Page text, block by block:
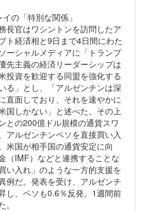
の「特別な関係」
長官はワシントンを訪問したア
ト経済相と9日まで4日間にわた
ーシャルメディアに「トランプ
先主義の経済リーダーシップは
投資を歓迎する同盟を強化する
る」とし、「アルゼンチンは深
直面しており、それを速やかに
国しかない」と述べた。その上
との200億ドル規模の通貨スワ
アルゼンチンペソを直接買い入
米国が相手国の通貨安定に向
（IMF）などと連携することな
い入れ」のような一方的支援を
例だ。発表を受け、アルゼンチ
し、ペソも0.6％反発。1週間前